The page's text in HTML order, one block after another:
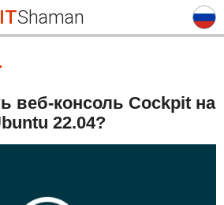
ITShaman
веб-консоль Cockpit на
22.04?